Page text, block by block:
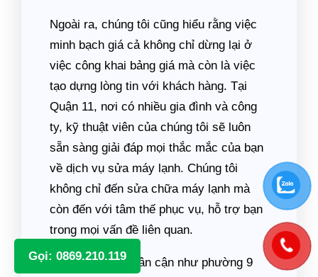
Gọi: 0869.210.119
Ngoài ra, chúng tôi cũng hiểu rằng việc
minh bạch giá cả không chỉ dừng lại ở
việc công khai bảng giá mà còn là việc
tạo dựng lòng tin với khách hàng. Tại
Quận 11, nơi có nhiều gia đình và công
ty, kỹ thuật viên của chúng tôi sẽ luôn
sẵn sàng giải đáp mọi thắc mắc của bạn
về dịch vụ sửa máy lạnh. Chúng tôi
không chỉ đến sửa chữa máy lạnh mà
còn đến với tâm thế phục vụ, hỗ trợ bạn
trong mọi vấn đề liên quan.
Những khu vực lân cận như phường 9